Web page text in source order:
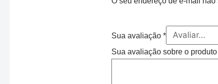
Sua avaliação *
Sua avaliação sobre o produto